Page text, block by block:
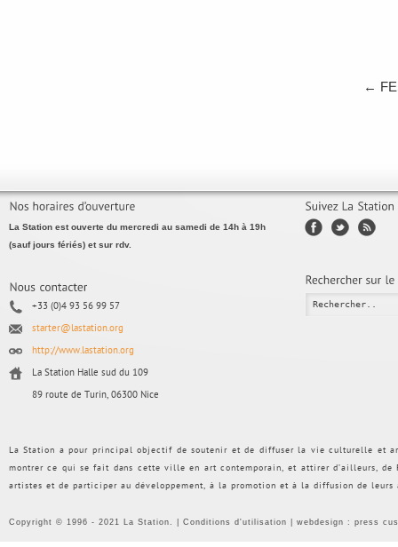
←
La Station est ouverte du mercredi au samedi de 14h à 19h
(sauf jours fériés) et sur rdv.
+33 (0)4 93 56 99 57
starter@lastation.org
http://www.lastation.org
La Station Halle sud du 109
89 route de Turin, 06300 Nice
La Station a pour principal objectif de soutenir et de diffuser la vie culturelle et
montrer ce qui se fait dans cette ville en art contemporain, et attirer d’ailleurs, de
artistes et de participer au développement, à la promotion et à la diffusion de
Copyright © 1996 - 2021 La Station. | Conditions d'utilisation | webdesign : press